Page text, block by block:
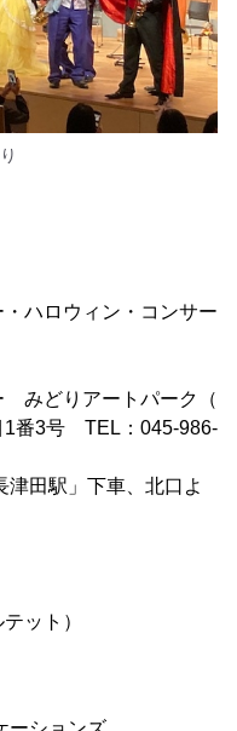
ハロウィン・コンサー
みどりアートパーク（
1番3号 TEL：045-986-
田駅」下車、北口よ
ット）